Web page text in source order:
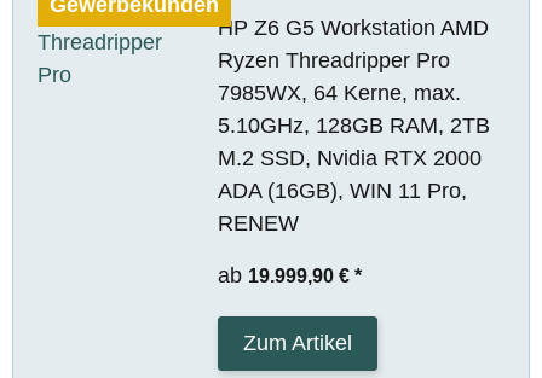
HP Z6 G5 Workstation AMD
Ryzen Threadripper Pro
7985WX, 64 Kerne, max.
5.10GHz, 128GB RAM, 2TB
M.2 SSD, Nvidia RTX 2000
ADA (16GB), WIN 11 Pro,
RENEW
ab 19.999,90 € *
Zum Artikel